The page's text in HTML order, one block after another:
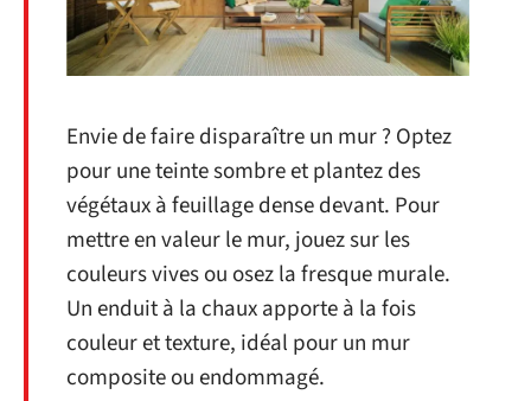
Envie de faire disparaître un mur ? Optez
pour une teinte sombre et plantez des
végétaux à feuillage dense devant. Pour
mettre en valeur le mur, jouez sur les
couleurs vives ou osez la fresque murale.
Un enduit à la chaux apporte à la fois
couleur et texture, idéal pour un mur
composite ou endommagé.